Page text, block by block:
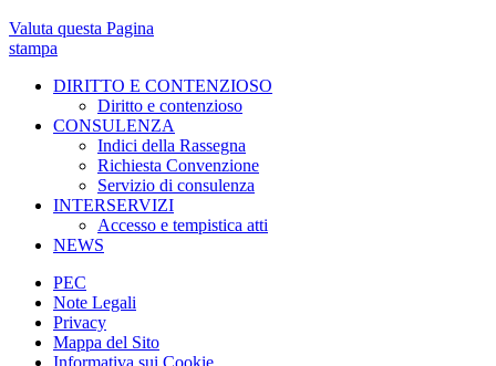
Valuta questa Pagina
stampa
DIRITTO E CONTENZIOSO
Diritto e contenzioso
CONSULENZA
Indici della Rassegna
Richiesta Convenzione
Servizio di consulenza
INTERSERVIZI
Accesso e tempistica atti
NEWS
PEC
Note Legali
Privacy
Mappa del Sito